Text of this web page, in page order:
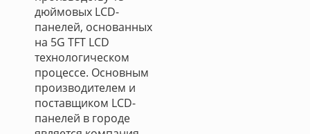
дюймовых LCD-
панелей, основанных
на 5G TFT LCD
технологическом
процессе. Основным
производителем и
поставщиком LCD-
панелей в городе